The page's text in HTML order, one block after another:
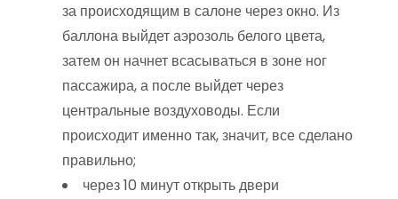
за происходящим в салоне через окно. Из
баллона выйдет аэрозоль белого цвета,
затем он начнет всасываться в зоне ног
пассажира, а после выйдет через
центральные воздуховоды. Если
происходит именно так, значит, все сделано
правильно;
через 10 минут открыть двери